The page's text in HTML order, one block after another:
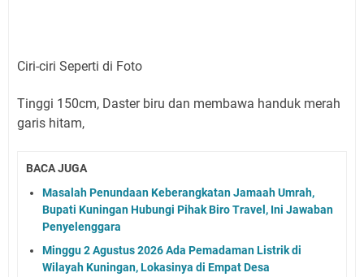
Ciri-ciri Seperti di Foto
Tinggi 150cm, Daster biru dan membawa handuk merah
garis hitam,
BACA JUGA
Masalah Penundaan Keberangkatan Jamaah Umrah,
Bupati Kuningan Hubungi Pihak Biro Travel, Ini Jawaban
Penyelenggara
Minggu 2 Agustus 2026 Ada Pemadaman Listrik di
Wilayah Kuningan, Lokasinya di Empat Desa